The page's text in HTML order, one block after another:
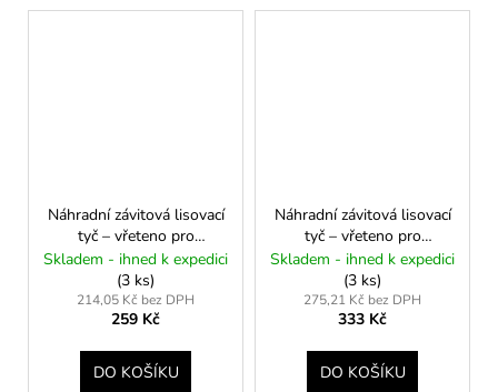
Náhradní závitová lisovací
tyč – vřeteno pro
stahováky M12, 450 mm
(s axiálním ložiskem)
Skladem - ihned k expedici
(3 ks)
214,05 Kč bez DPH
259 Kč
DO KOŠÍKU
Náhradní závitová lisovací
tyč – vřeteno pro
stahováky M16, 400 mm
(s axiálním ložiskem)
Skladem - ihned k expedici
(3 ks)
275,21 Kč bez DPH
333 Kč
DO KOŠÍKU